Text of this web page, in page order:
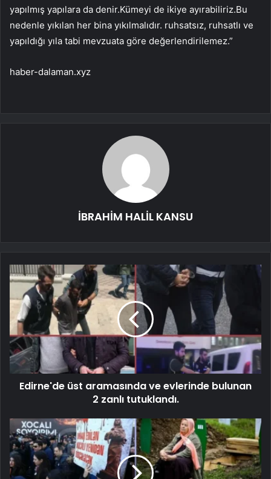
yapılmış yapılara da denir.Kümeyi de ikiye ayırabiliriz.Bu
nedenle yıkılan her bina yıkılmalıdır. ruhsatsız, ruhsatlı ve
yapıldığı yıla tabi mevzuata göre değerlendirilemez.”
haber-dalaman.xyz
İBRAHİM HALİL KANSU
Edirne'de üst aramasında ve evlerinde bulunan
2 zanlı tutuklandı.